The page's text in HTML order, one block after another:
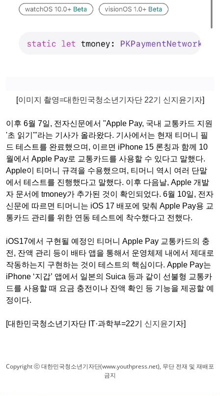
[이미지 촬영=대한민국청소년기자단 22기 신지윤기자]
이후 6월 7일, 전자신문에서 "Apple Pay, 국내 교통카드 지원
'초 읽기'"라는 기사가 올라왔다. 기사에서는 현재 티머니 필
드 테스트를 완료했으며, 이르면 iPhone 15 론칭과 함께 10
월에서 Apple Pay로 교통카드를 사용할 수 있다고 말했다.
Apple이 티머니 규격을 수용했으며, 티머니 역시 여러 단말
에서 테스트를 진행했다고 말했다. 이후 다음날, Apple 개발
자 문서에 tmoney가 추가된 것이 확인되었다. 6월 10일, 전자
신문에 따르면 티머니는 iOS 17 배포에 맞춰 Apple Pay용 교
통카드 관리를 위한 연동 테스트에 착수했다고 전했다.
iOS17에서 구현될 예정인 티머니 Apple Pay 교통카드의 충
전, 잔액 관리 등이 배타 앱을 통해서 운영체제 내에서 제대로
작동하는지 구현하는 것이 테스트의 핵심이다. Apple Pay는
iPhone ‘지갑’ 앱에서 일본의 Suica 등과 같이 선불형 교통카
드를 사용할 때 요금 충전이나 잔액 확인 등 기능을 제공할 예
정이다.
[대한민국청소년기자단 IT·과학부=22기 신지윤기자]
Copyright ⓒ 대한민국청소년기자단(www.youthpress.net), 무단 전재 및 재배포
금지